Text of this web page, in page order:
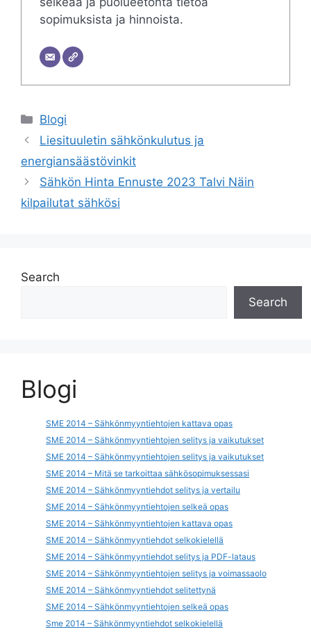
sopimuksista ja hinnoista.
Categories
Blogi
Liesituuletin sähkönkulutus ja
energiansäästövinkit
Sähkön Hinta Ennuste 2023 Talvi Näin
kilpailutat sähkösi
Search
Search
Blogi
SME 2014 – Sähkönmyyntiehtojen kattava opas
SME 2014 – Sähkönmyyntiehtojen selitys ja vaikutukset
SME 2014 – Sähkönmyyntiehtojen selitys ja vaikutukset
SME 2014 – Mitä se tarkoittaa sähkösopimuksessasi
SME 2014 – Sähkönmyyntiehdot selitys ja vertailu
SME 2014 – Sähkönmyyntiehtojen selkeä opas
SME 2014 – Sähkönmyyntiehtojen kattava opas
SME 2014 – Sähkönmyyntiehdot selkokielellä
SME 2014 – Sähkönmyyntiehdot selitys ja PDF-lataus
SME 2014 – Sähkönmyyntiehtojen selitys ja voimassaolo
SME 2014 – Sähkönmyyntiehdot selitettynä
SME 2014 – Sähkönmyyntiehtojen selkeä opas
Sme 2014 – Sähkönmyyntiehdot selkokielellä